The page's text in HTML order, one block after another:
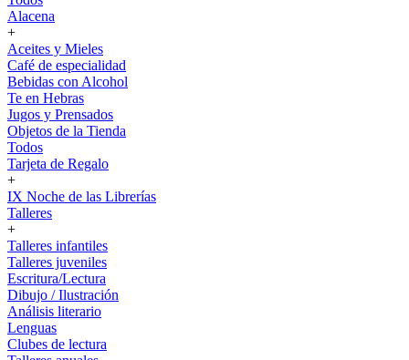
Alacena
+
Aceites y Mieles
Café de especialidad
Bebidas con Alcohol
Te en Hebras
Jugos y Prensados
Objetos de la Tienda
Todos
Tarjeta de Regalo
+
IX Noche de las Librerías
Talleres
+
Talleres infantiles
Talleres juveniles
Escritura/Lectura
Dibujo / Ilustración
Análisis literario
Lenguas
Clubes de lectura